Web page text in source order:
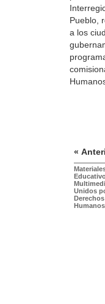
Pueblo,
a los
«
Unidos
Derechos
Humanos